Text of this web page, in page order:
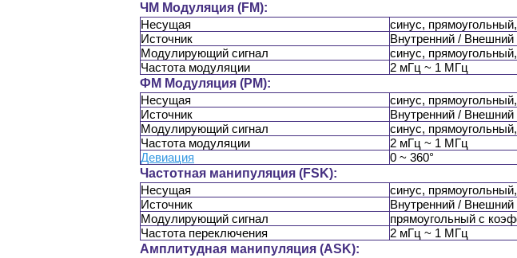
ЧМ Модуляция (FM):
Несущая
синус,
Источник
Внутренний / Внешний
Модулирующий сигнал
синус,
Частота модуляции
2 мГц ~ 1 МГц
ФМ Модуляция (PM):
Несущая
синус,
Источник
Внутренний / Внешний
Модулирующий сигнал
синус,
Частота модуляции
2 мГц ~ 1 МГц
Девиация
0 ~ 360°
Частотная манипуляция (FSK):
Несущая
синус,
Источник
Внутренний / Внешний
Модулирующий сигнал
прямоугольный с
Частота переключения
2 мГц ~ 1 МГц
Амплитудная манипуляция (ASK):